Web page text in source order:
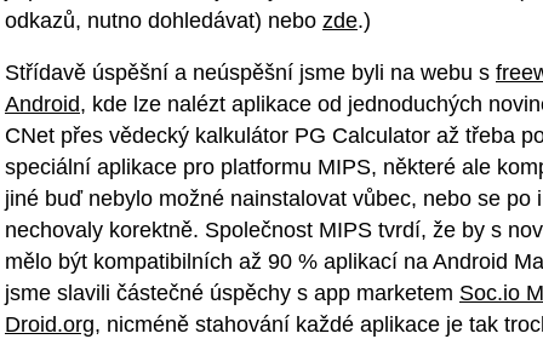
odkazů, nutno dohledávat) nebo zde.)
Střídavě úspěšní a neúspěšní jsme byli na webu s
Android, kde lze nalézt aplikace od jednoduchých
CNet přes vědecký kalkulátor PG Calculator až třeba
speciální aplikace pro platformu MIPS, některé ale
jiné buď nebylo možné nainstalovat vůbec, nebo se po
nechovaly korektně. Společnost MIPS tvrdí, že by s
mělo být kompatibilních až 90 % aplikací na Android
jsme slavili částečné úspěchy s app marketem Soc.io
Droid.org, nicméně stahování každé aplikace je tak